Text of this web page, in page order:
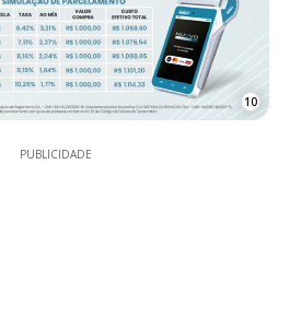
10
PUBLICIDADE